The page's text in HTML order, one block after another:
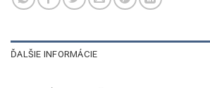
ĎALŠIE INFORMÁCIE